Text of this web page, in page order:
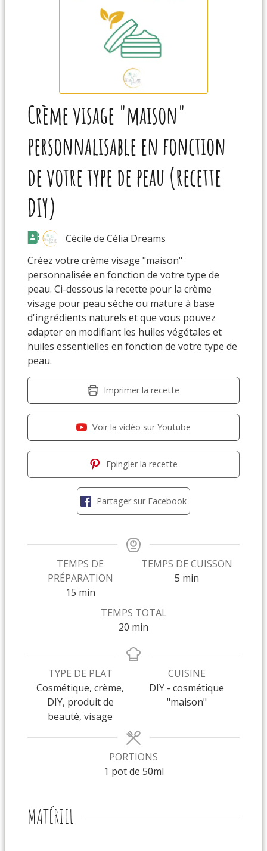
Crème visage "maison"
personnalisable en fonction
de votre type de peau (recette
DIY)
Cécile de Célia Dreams
Créez votre crème visage "maison"
personnalisée en fonction de votre type de
peau. Ci-dessous la recette pour la crème
visage pour peau sèche ou mature à base
d'ingrédients naturels et que vous pouvez
adapter en modifiant les huiles végétales et
huiles essentielles en fonction de votre type de
peau.
Imprimer la recette
Voir la vidéo sur Youtube
Epingler la recette
Partager sur Facebook
TEMPS DE
PRÉPARATION
15 min
TEMPS DE CUISSON
5 min
TEMPS TOTAL
20 min
TYPE DE PLAT
Cosmétique, crème,
DIY, produit de
beauté, visage
CUISINE
DIY - cosmétique
"maison"
PORTIONS
1 pot de 50ml
MATÉRIEL